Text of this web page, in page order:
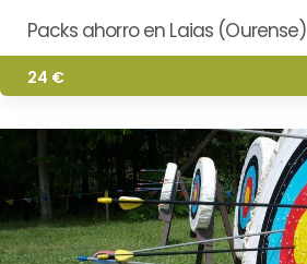
Packs ahorro en Laias (Ourense)
24 €